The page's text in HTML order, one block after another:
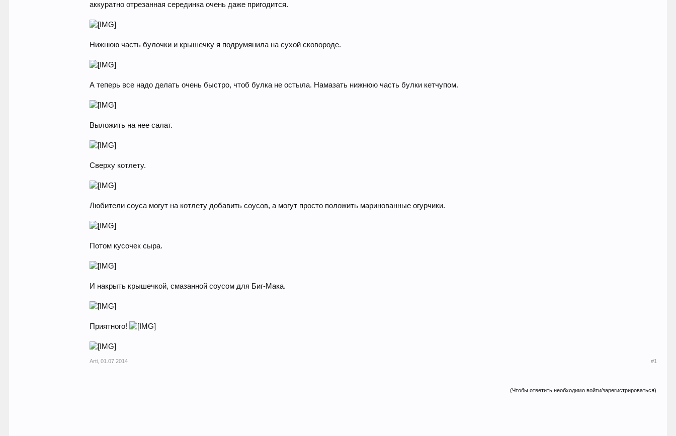
аккуратно отрезанная серединка очень даже пригодится.
Нижнюю часть булочки и крышечку я подрумянила на сухой сковороде.
А теперь все надо делать очень быстро, чтоб булка не остыла. Намазать нижнюю часть булки кетчупом.
Выложить на нее салат.
Сверху котлету.
Любители соуса могут на котлету добавить соусов, а могут просто положить маринованные огурчики.
Потом кусочек сыра.
И накрыть крышечкой, смазанной соусом для Биг-Мака.
Приятного!
Arti 01.07.2014 #1
(Чтобы ответить необходимо войти/зарегистрироваться)